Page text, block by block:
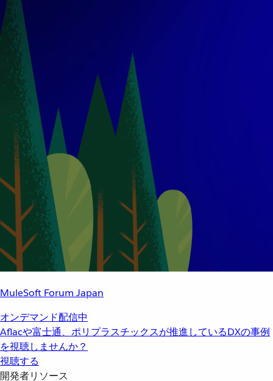
MuleSoft Forum Japan
オンデマンド配信中
Aflacや富士通、ポリプラスチックスが推進しているDXの事例
を視聴しませんか？
視聴する
開発者リソース